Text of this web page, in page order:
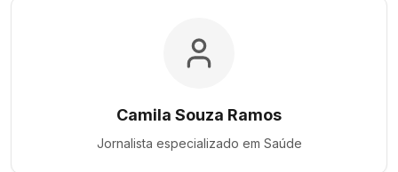
Camila Souza Ramos
Jornalista especializado em Saúde